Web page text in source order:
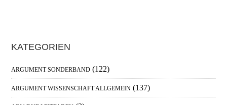
Haupt-
Sidebar
KATEGORIEN
ARGUMENT SONDERBAND (122)
ARGUMENT WISSENSCHAFT ALLGEMEIN (137)